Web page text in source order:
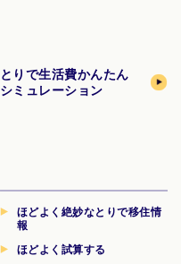
とりで生活費かんたん
シミュレーション
ほどよく絶妙なとりで移住情
報
ほどよく試算する